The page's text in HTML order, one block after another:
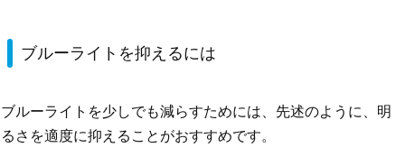
ブルーライトを抑えるには
ブルーライトを少しでも減らすためには、先述のように、明
るさを適度に抑えることがおすすめです。